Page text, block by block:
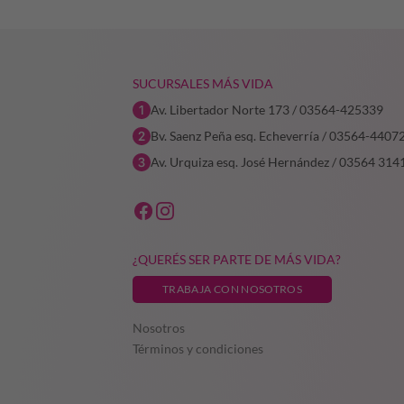
SUCURSALES MÁS VIDA
Av. Libertador Norte 173 / 03564-425339
Bv. Saenz Peña esq. Echeverría / 03564-
Av. Urquiza esq. José Hernández / 03564
¿QUERÉS SER PARTE DE MÁS VIDA?
TRABAJA CON NOSOTROS
Nosotros
Términos y condiciones